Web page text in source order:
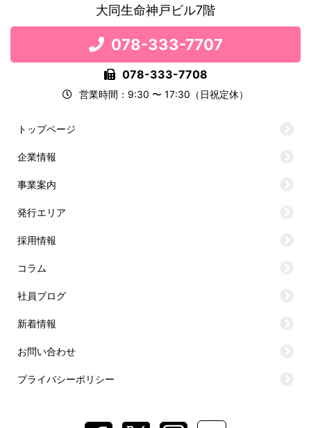
大同生命神戸ビル7階
078-333-7707
078-333-7708
営業時間：9:30 〜 17:30（日祝定休）
トップページ
企業情報
事業案内
発行エリア
採用情報
コラム
社員ブログ
新着情報
お問い合わせ
プライバシーポリシー